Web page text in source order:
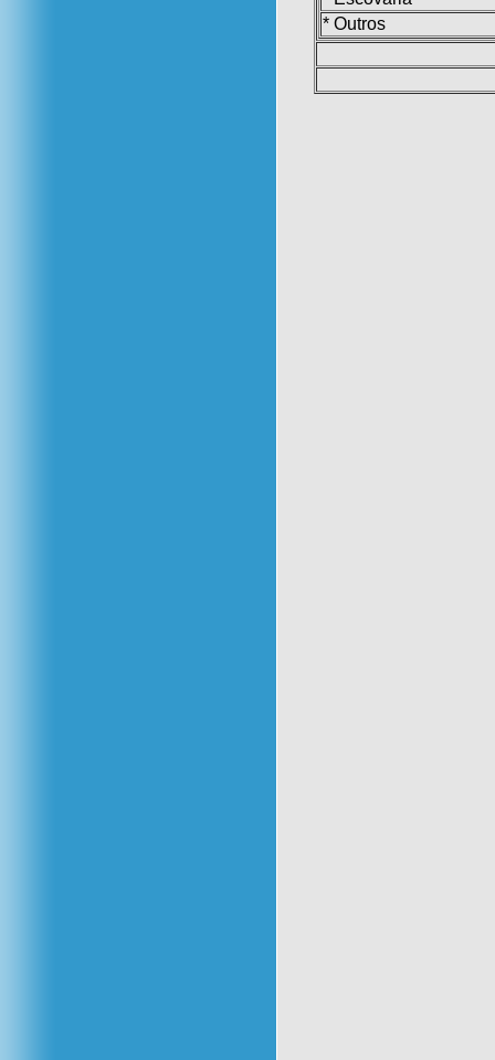
* Outros